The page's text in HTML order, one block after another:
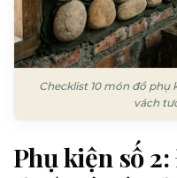
Checklist 10 món đồ
vách
Phụ kiện số